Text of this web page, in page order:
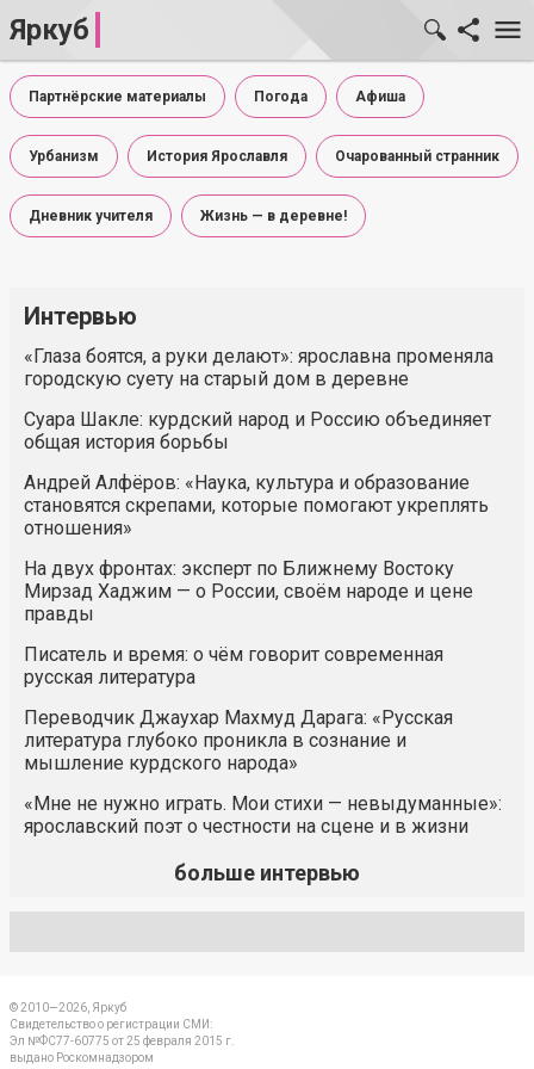
Яркуб
Партнёрские материалы Погода Афиша
Урбанизм История Ярославля Очарованный странник
Дневник учителя Жизнь — в деревне!
Интервью
«Глаза боятся, а руки делают»: ярославна променяла
городскую суету на старый дом в деревне
Суара Шакле: курдский народ и Россию объединяет
общая история борьбы
Андрей Алфёров: «Наука, культура и образование
становятся скрепами, которые помогают укреплять
отношения»
На двух фронтах: эксперт по Ближнему Востоку
Мирзад Хаджим — о России, своём народе и цене
правды
Писатель и время: о чём говорит современная
русская литература
Переводчик Джаухар Махмуд Дарага: «Русская
литература глубоко проникла в сознание и
мышление курдского народа»
«Мне не нужно играть. Мои стихи — невыдуманные»:
ярославский поэт о честности на сцене и в жизни
больше интервью
© 2010—2026, Яркуб
Свидетельство о регистрации СМИ:
Эл №ФС77-60775 от 25 февраля 2015 г.
выдано Роскомнадзором